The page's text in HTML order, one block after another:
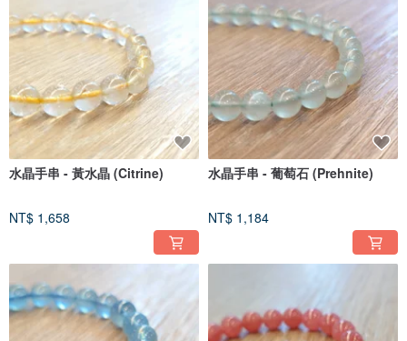
水晶手串 - 黃水晶 (Citrine)
NT$ 1,658
水晶手串 - 葡萄石 (Prehnite)
NT$ 1,184